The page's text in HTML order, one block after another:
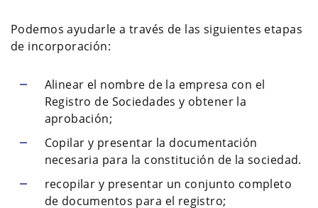
Podemos ayudarle a través de las siguientes etapas
de incorporación:
Alinear el nombre de la empresa con el
Registro de Sociedades y obtener la
aprobación;
Copilar y presentar la documentación
necesaria para la constitución de la sociedad.
recopilar y presentar un conjunto completo
de documentos para el registro;